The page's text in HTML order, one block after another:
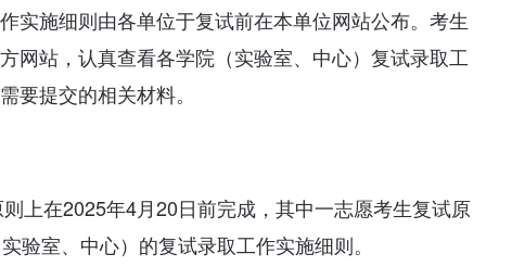
实施细则由各单位于复试前在本单位网站公布。考生
网站，认真查看各学院（实验室、中心）复试录取工
要提交的相关材料。
上在2025年4月20日前完成，其中一志愿考生复试原
验室、中心）的复试录取工作实施细则。